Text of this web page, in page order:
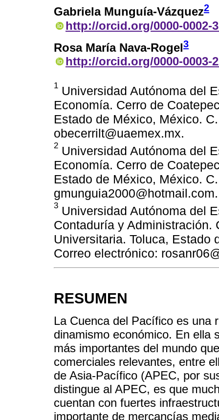
Gabriela Munguía-Vázquez2
http://orcid.org/0000-0002-
Rosa María Nava-Rogel3
http://orcid.org/0000-0003-
1 Universidad Autónoma del
Economía. Cerro de
Estado de México, México.
obecerrilt@uaemex.mx.
2 Universidad Autónoma del
Economía. Cerro de
Estado de México, México.
gmunguia2000@hotmail.com.
3 Universidad Autónoma del
Contaduría y Administración.
Universitaria. Toluca, Estado
Correo electrónico:
RESUMEN
La Cuenca del Pacífico es una
dinamismo económico. En ella
más importantes del mundo
comerciales relevantes, entre
de Asia-Pacífico (APEC, por
distingue al APEC, es que
cuentan con fuertes
importante de mercancías